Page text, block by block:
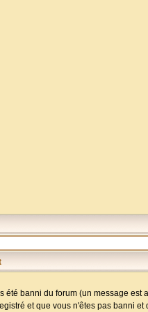
banni du forum (un message est
et que vous n'êtes pas banni